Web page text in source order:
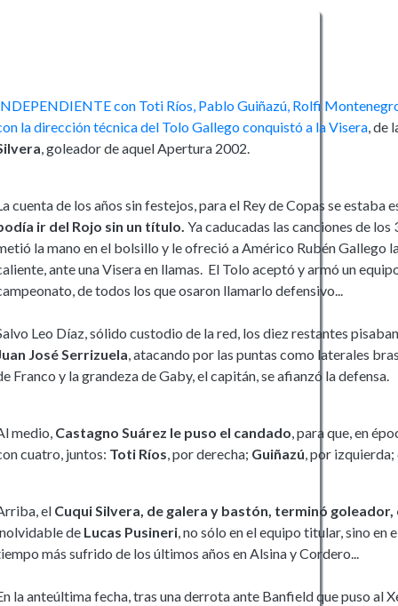
con Toti Ríos, Pablo Guiñazú, Rolfi
la dirección técnica del Tolo Gallego conquistó a la Visera, de
, goleador de aquel Apertura 2002.
cuenta de los años sin festejos, para el Rey de Copas se estaba
ir del Rojo sin un título. Ya caducadas las canciones de
la mano en el bolsillo y le ofreció a Américo Rubén Gallego
ante una Visera en llamas. El Tolo aceptó y armó un
de todos los que osaron llamarlo defensivo...
Leo Díaz, sólido custodio de la red, los diez restantes
José Serrizuela, atacando por las puntas como laterales
Franco y la grandeza de Gaby, el capitán, se afianzó la defensa.
medio, Castagno Suárez le puso el candado, para que, en
cuatro, juntos: Toti Ríos, por derecha; Guiñazú, por izquierda;
el Cuqui Silvera, de galera y bastón, terminó
de Lucas Pusineri, no sólo en el equipo titular, sino en
más sufrido de los últimos años en Alsina y Cordero...
la anteúltima fecha, tras una derrota ante Banfield que puso al